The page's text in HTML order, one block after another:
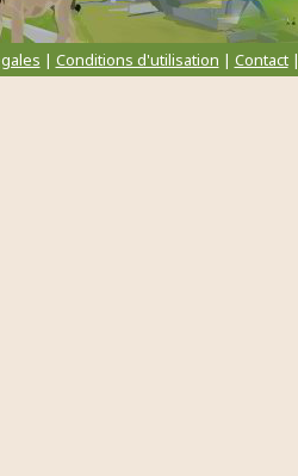
| Conditions d'utilisation | Contact|